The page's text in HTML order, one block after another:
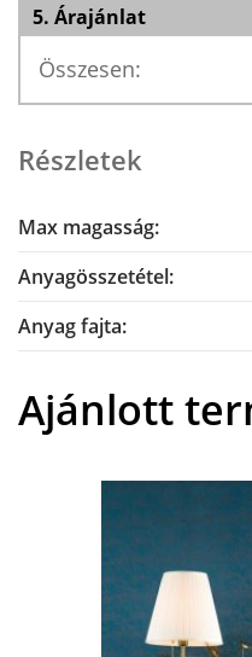
5. Árajánlat
Összesen:
Részletek
Max magasság:
Anyagösszetétel:
Anyag fajta:
Ajánlott